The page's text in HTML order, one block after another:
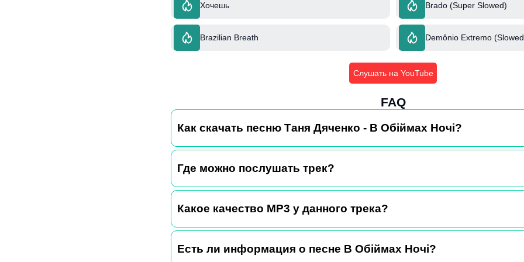
Хочешь Brado (Super Slowed)
Brazilian Breath Demônio Extremo
Слушать на YouTube
FAQ
Как скачать песню Таня Дяченко - В Обіймах Ночі?
Где можно послушать трек?
Какое качество MP3 у данного трека?
Есть ли информация о песне В Обіймах Ночі?